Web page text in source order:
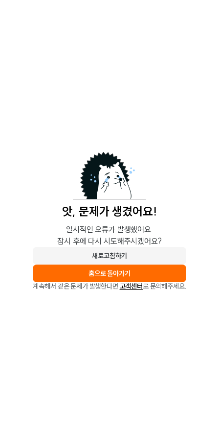
앗, 문제가 생겼어요!
일시적인 오류가 발생했어요.
잠시 후에 다시 시도해주시겠어요?
새로고침하기
홈으로 돌아가기
계속해서 같은 문제가 발생한다면 고객센터로 문의해주세요.